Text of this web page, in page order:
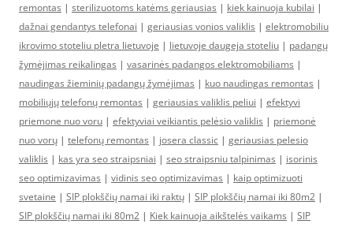
remontas | sterilizuotoms katėms geriausias | kiek kainuoja kubilai |
dažnai gendantys telefonai | geriausias vonios valiklis | elektromobiliu
ikrovimo stoteliu pletra lietuvoje | lietuvoje daugeja stoteliu | padangų
žymėjimas reikalingas | vasarinės padangos elektromobiliams |
naudingas žieminių padangų žymėjimas | kuo naudingas remontas |
mobiliųjų telefonų remontas | geriausias valiklis peliui | efektyvi
priemone nuo voru | efektyviai veikiantis pelėsio valiklis | priemonė
nuo vorų | telefonų remontas | josera classic | geriausias pelesio
valiklis | kas yra seo straipsniai | seo straipsniu talpinimas | isorinis
seo optimizavimas | vidinis seo optimizavimas | kaip optimizuoti
svetaine | SIP plokščių namai iki raktų | SIP plokščių namai iki 80m2 |
SIP plokščių namai iki 80m2 | Kiek kainuoja aikštelės vaikams | SIP